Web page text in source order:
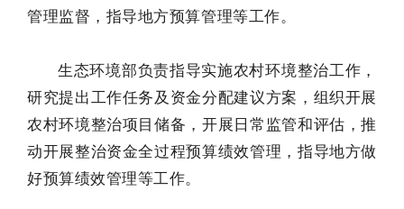
管理监督，指导地方预算管理等工作。
生态环境部负责指导实施农村环境整治工作，
研究提出工作任务及资金分配建议方案，组织开展
农村环境整治项目储备，开展日常监管和评估，推
动开展整治资金全过程预算绩效管理，指导地方做
好预算绩效管理等工作。